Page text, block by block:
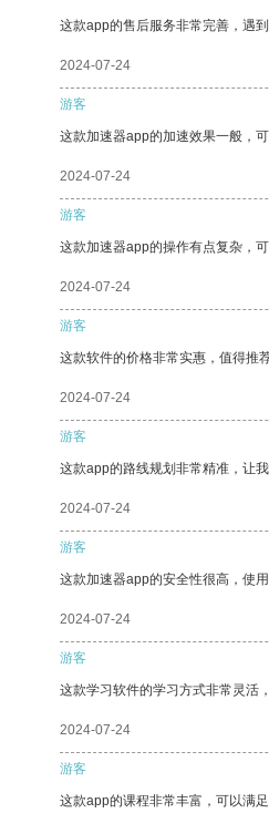
这款app的售后服务非常完善，遇
2024-07-24
游客
这款加速器app的加速效果一般，
2024-07-24
游客
这款加速器app的操作有点复杂，
2024-07-24
游客
这款软件的价格非常实惠，值得推荐
2024-07-24
游客
这款app的路线规划非常精准，让
2024-07-24
游客
这款加速器app的安全性很高，使
2024-07-24
游客
这款学习软件的学习方式非常灵活
2024-07-24
游客
这款app的课程非常丰富，可以满